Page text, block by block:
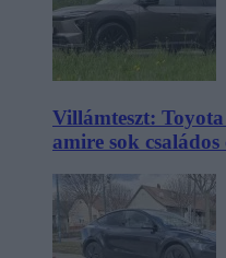
Villámteszt:
amire sok